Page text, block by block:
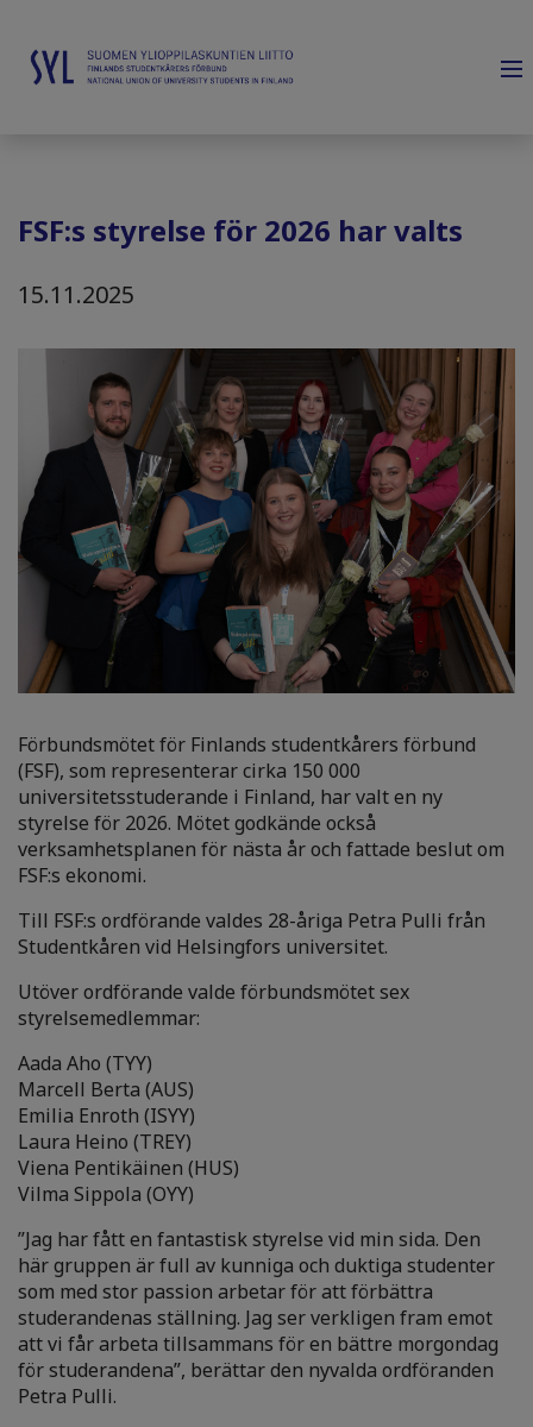
FSF:s styrelse för 2026 har valts
15.11.2025
Förbundsmötet för Finlands studentkårers förbund
(FSF), som representerar cirka 150 000
universitetsstuderande i Finland, har valt en ny
styrelse för 2026. Mötet godkände också
verksamhetsplanen för nästa år och fattade beslut om
FSF:s ekonomi.
Till FSF:s ordförande valdes 28-åriga Petra Pulli från
Studentkåren vid Helsingfors universitet.
Utöver ordförande valde förbundsmötet sex
styrelsemedlemmar:
Aada Aho (TYY)
Marcell Berta (AUS)
Emilia Enroth (ISYY)
Laura Heino (TREY)
Viena Pentikäinen (HUS)
Vilma Sippola (OYY)
”Jag har fått en fantastisk styrelse vid min sida. Den
här gruppen är full av kunniga och duktiga studenter
som med stor passion arbetar för att förbättra
studerandenas ställning. Jag ser verkligen fram emot
att vi får arbeta tillsammans för en bättre morgondag
för studerandena”, berättar den nyvalda ordföranden
Petra Pulli.